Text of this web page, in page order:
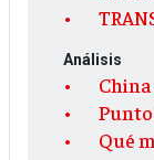
Análisis
Qué